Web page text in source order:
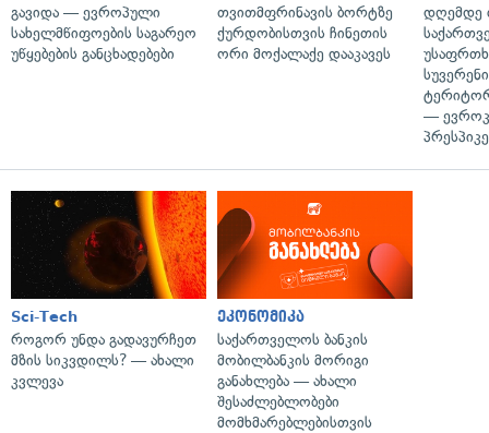
გავიდა — ევროპული
სახელმწიფოების საგარეო
უწყებების განცხადებები
თვითმფრინავის ბორტზე
ქურდობისთვის ჩინეთის
ორი მოქალაქე დააკავეს
დღემდე
—
Sci-Tech
როგორ უნდა გადავურჩეთ
მზის სიკვდილს? — ახალი
კვლევა
ეკონომიკა
საქართველოს ბანკის
მობილბანკის მორიგი
განახლება — ახალი
შესაძლებლობები
მომხმარებლებისთვის